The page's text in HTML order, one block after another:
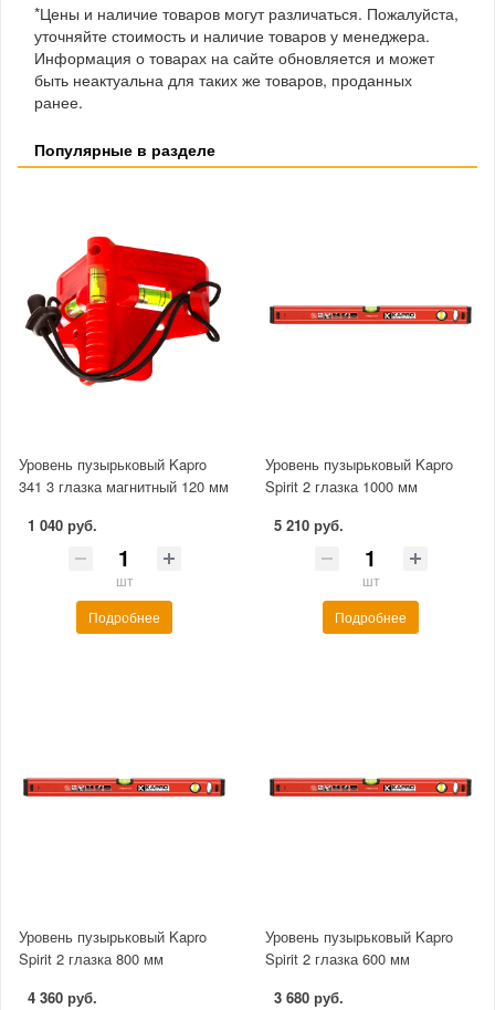
*Цены и наличие товаров могут различаться. Пожалуйста,
уточняйте стоимость и наличие товаров у менеджера.
Информация о товарах на сайте обновляется и может
быть неактуальна для таких же товаров, проданных
ранее.
Популярные в разделе
Уровень пузырьковый Kapro
341 3 глазка магнитный 120 мм
1 040 руб.
шт
Подробнее
Уровень пузырьковый Kapro
Spirit 2 глазка 1000 мм
5 210 руб.
шт
Подробнее
Уровень пузырьковый Kapro
Spirit 2 глазка 800 мм
4 360 руб.
Уровень пузырьковый Kapro
Spirit 2 глазка 600 мм
3 680 руб.